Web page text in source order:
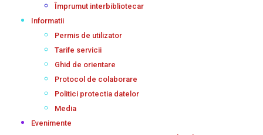
Împrumut interbibliotecar
Informatii
Permis de utilizator
Tarife servicii
Ghid de orientare
Protocol de colaborare
Politici protectia datelor
Media
Evenimente